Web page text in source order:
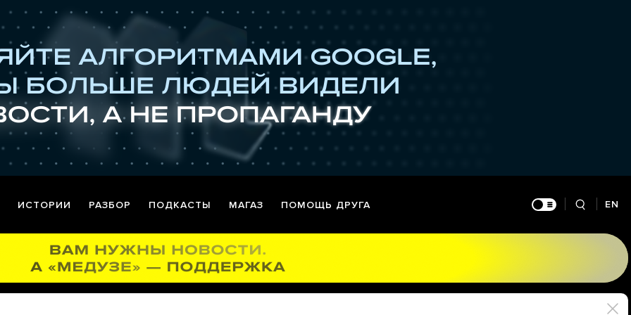
ИСТОРИИ РАЗБОР ПОДКАСТЫ МАГАЗ ПОМОЩЬ ДРУГА EN